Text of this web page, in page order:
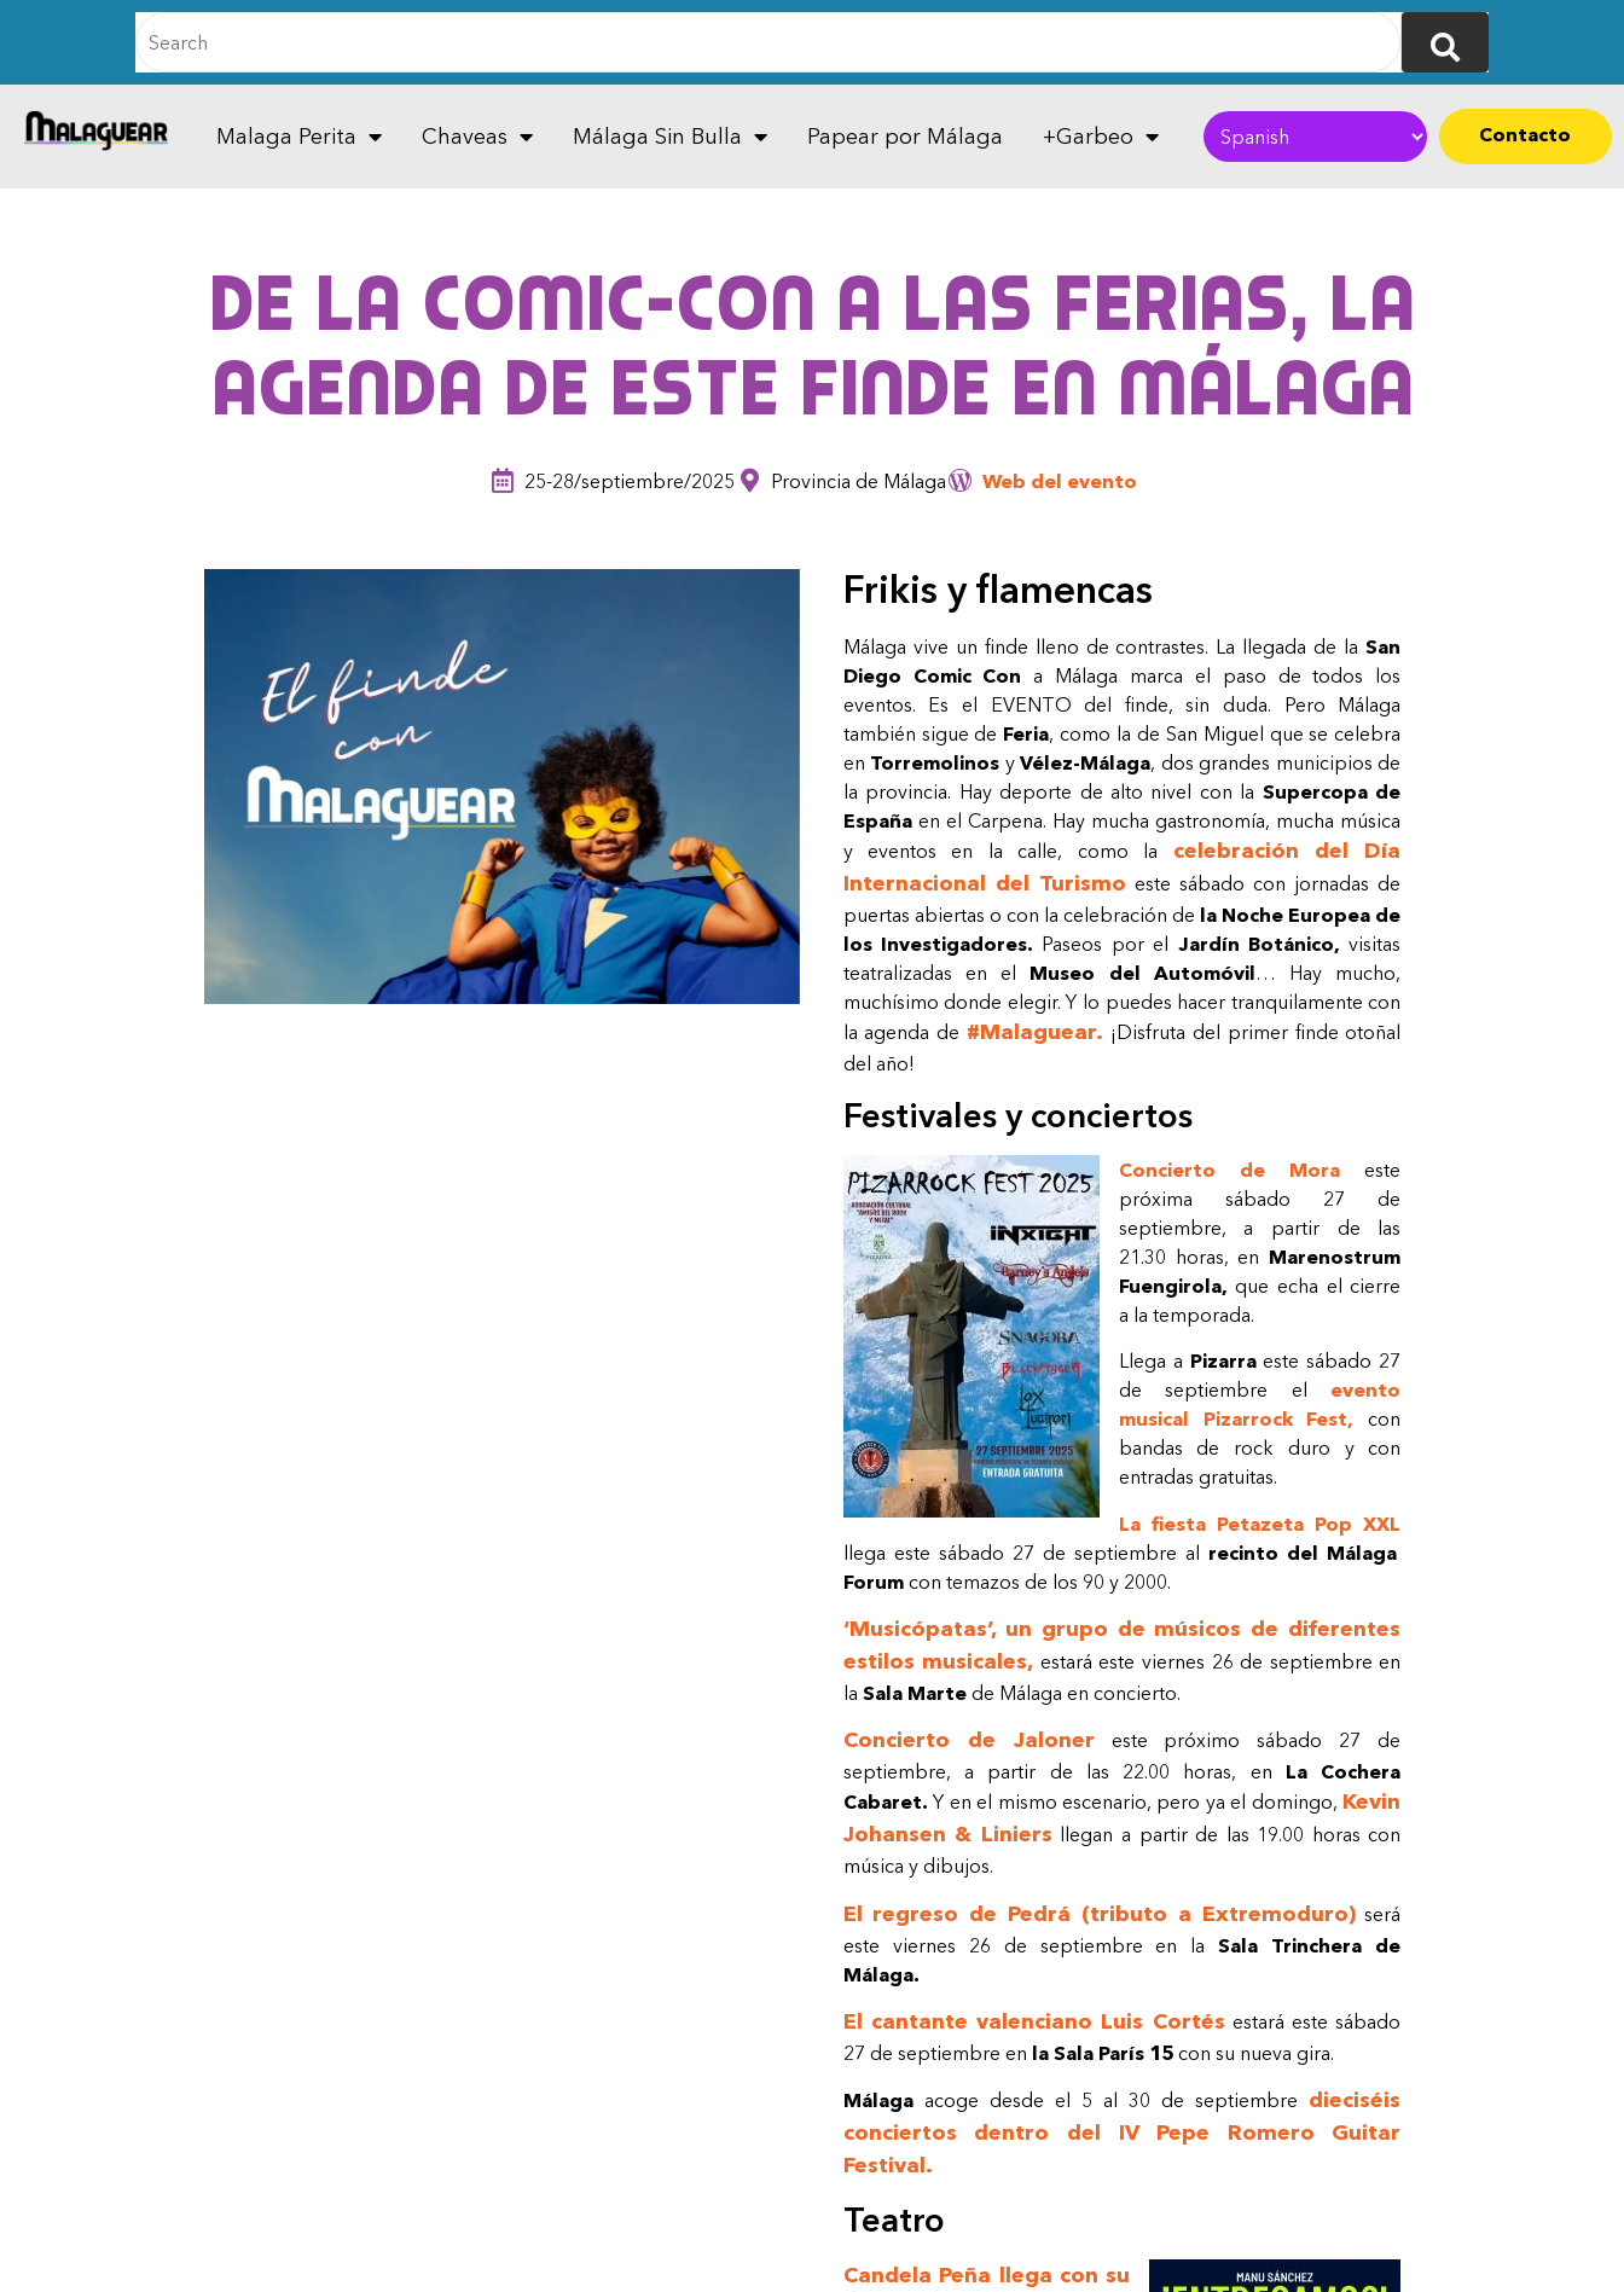
Malaga Perita Chaveas Málaga Sin Bulla Papear por Málaga +Garbeo Contacto
De la Comic-Con a las Ferias, la
agenda de este finde en Málaga
25-28/septiembre/2025 Provincia de Málaga Web del evento
Frikis y flamencas
Málaga vive un finde lleno de contrastes. La llegada de laSan
Diego Comic Con a Málaga marca el paso de todos los
eventos. Es el EVENTO del finde, sin duda. Pero Málaga
también sigue de Feria, como la de San Miguel que se celebra
en Torremolinos yVélez-Málaga, dos grandes municipios de
la provincia. Hay deporte de alto nivel con la Supercopa de
Españaen el Carpena. Hay mucha gastronomía, mucha música
y eventos en la calle, como la celebración del Día
Internacional del Turismo este sábado con jornadas de
puertas abiertas o con la celebración de la Noche Europea de
los Investigadores. Paseos por el Jardín Botánico, visitas
teatralizadas en el Museo del Automóvil… Hay mucho,
muchísimo donde elegir. Y lo puedes hacer tranquilamente con
la agenda de #Malaguear. ¡Disfruta del primer finde otoñal
del año!
Festivales y conciertos
Concierto de Mora este
próxima sábado 27 de
septiembre, a partir de las
21.30 horas, en Marenostrum
Fuengirola, que echa el cierre
a la temporada.
Llega a Pizarraeste sábado 27
de septiembre el evento
musical Pizarrock Fest, con
bandas de rock duro y con
entradas gratuitas.
La fiesta Petazeta Pop XXL
llega este sábado 27 de septiembre al recinto del Málaga
Forumcon temazos de los 90 y 2000.
‘Musicópatas’, un grupo de músicos de diferentes
estilos musicales, estará este viernes 26 de septiembre en
la Sala Martede Málaga en concierto.
Concierto de Jaloner este próximo sábado 27 de
septiembre, a partir de las 22.00 horas, en La Cochera
Cabaret.Y en el mismo escenario, pero ya el domingo, Kevin
Johansen & Liniers llegan a partir de las 19.00 horas con
música y dibujos.
El regreso de Pedrá (tributo a Extremoduro)será
este viernes 26 de septiembre en laSala Trinchera de
Málaga.
El cantante valenciano Luis Cortés estará este sábado
27 de septiembre en la Sala París 15con su nueva gira.
Málagaacoge desde el 5 al 30 de septiembre dieciséis
conciertos dentro del IV Pepe Romero Guitar
Festival.
Teatro
Candela Peña llega con su